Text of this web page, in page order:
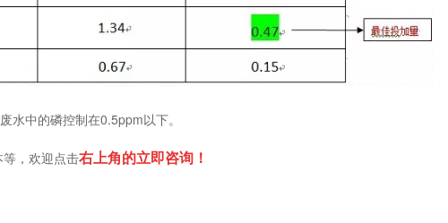
水中的磷控制在0.5ppm以下。
，欢迎点击右上角的立即咨询！